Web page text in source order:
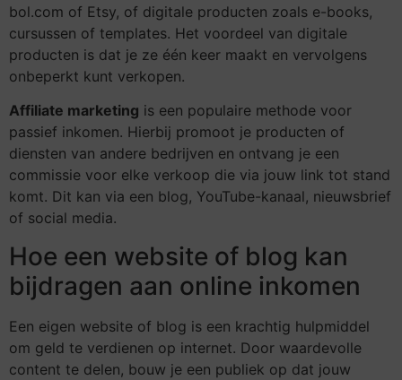
bol.com of Etsy, of digitale producten zoals e-books,
cursussen of templates. Het voordeel van digitale
producten is dat je ze één keer maakt en vervolgens
onbeperkt kunt verkopen.
Affiliate marketing is een populaire methode voor
passief inkomen. Hierbij promoot je producten of
diensten van andere bedrijven en ontvang je een
commissie voor elke verkoop die via jouw link tot stand
komt. Dit kan via een blog, YouTube-kanaal, nieuwsbrief
of social media.
Hoe een website of blog kan
bijdragen aan online inkomen
Een eigen website of blog is een krachtig hulpmiddel
om geld te verdienen op internet. Door waardevolle
content te delen, bouw je een publiek op dat jouw